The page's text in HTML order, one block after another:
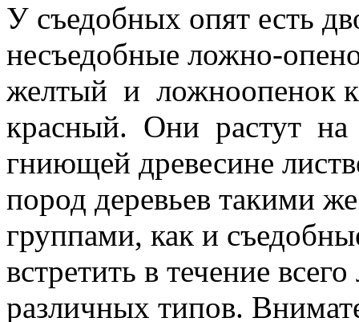
У съедобных опят есть
несъедобные ложно-
желтый и ложноопенок
красный. Они растут
гниющей древесине
пород деревьев такими
группами, как и
встретить в течение
различных типов.